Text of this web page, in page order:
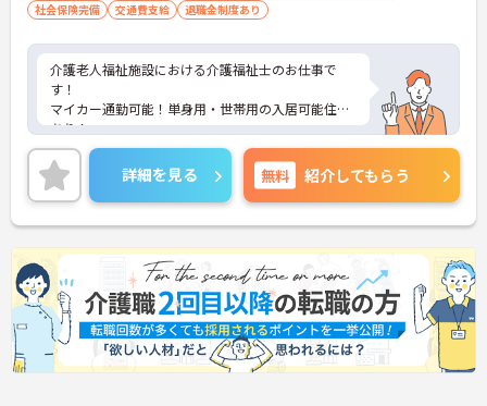
社会保険完備
交通費支給 退職金制度あり
介護老人福祉施設における介護福祉士のお仕事で
す！
マイカー通勤可能！単身用・世帯用の入居可能住宅
あり！
残業ほぼなし！お仕事のあとの時間も有効に使えま
す。
ご興味ある方には、面接対策ポイントなど、さらに
詳細をお話しいたしますのでお気軽にご相談くださ
い！
詳細を見る 無料 紹介してもらう